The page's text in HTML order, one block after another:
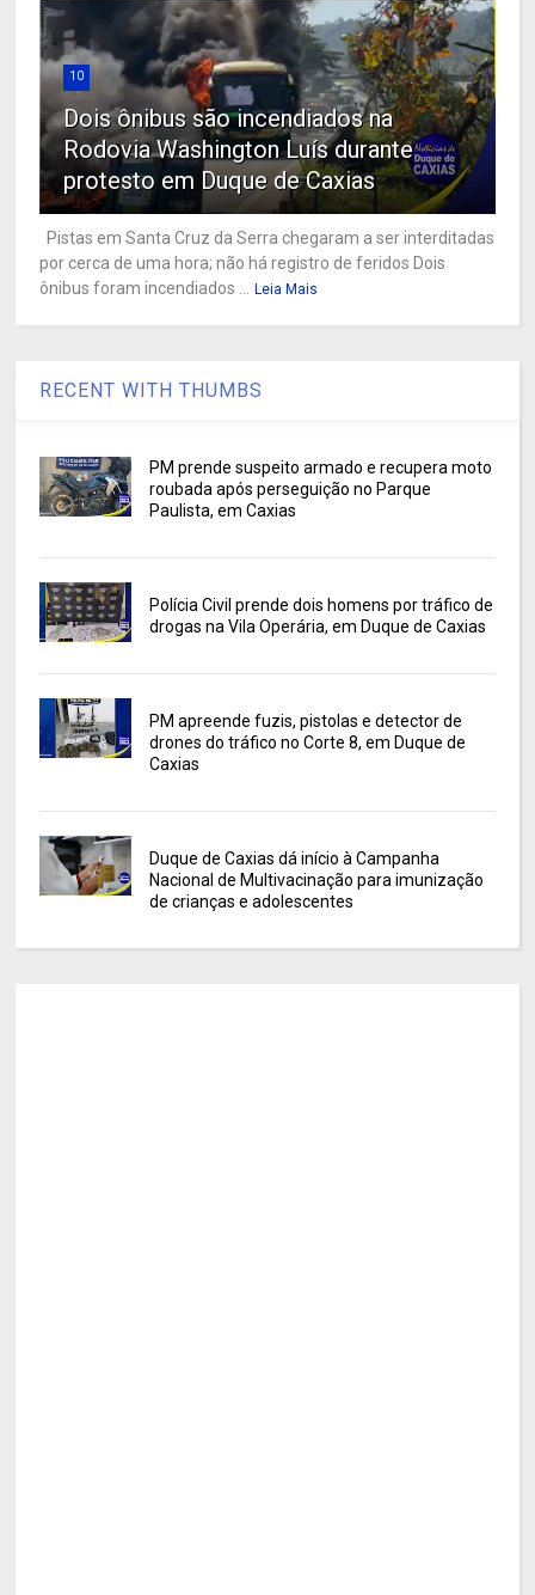
10
Dois ônibus são incendiados na
Rodovia Washington Luís durante
protesto em Duque de Caxias
Pistas em Santa Cruz da Serra chegaram a ser interditadas
por cerca de uma hora; não há registro de feridos Dois
ônibus foram incendiados ...
Leia Mais
RECENT WITH THUMBS
PM prende suspeito armado e recupera moto
roubada após perseguição no Parque
Paulista, em Caxias
Polícia Civil prende dois homens por tráfico de
drogas na Vila Operária, em Duque de Caxias
PM apreende fuzis, pistolas e detector de
drones do tráfico no Corte 8, em Duque de
Caxias
Duque de Caxias dá início à Campanha
Nacional de Multivacinação para imunização
de crianças e adolescentes